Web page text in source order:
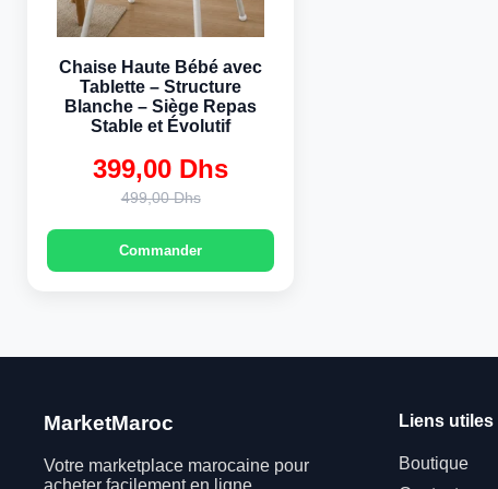
Chaise Haute Bébé avec
Tablette – Structure
Blanche – Siège Repas
Stable et Évolutif
499,00 DhsOriginal
price
was:
399,00 Dhs
Current
price
is:
Commander
MarketMaroc
Votre marketplace marocaine pour
acheter facilement en ligne.
Liens utiles
Boutique